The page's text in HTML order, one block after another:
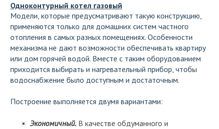
Одноконтурный котел газовый
Модели, которые предусматривают такую конструкцию,
применяются только для домашних систем частного
отопления в самых разных помещениях. Особенности
механизма не дают возможности обеспечивать квартиру
или дом горячей водой. Вместе с таким оборудованием
приходится выбирать и нагревательный прибор, чтобы
водоснабжение было доступным и достаточным.
Построение выполняется двумя вариантами:
Экономичный.В качестве обдуманного и